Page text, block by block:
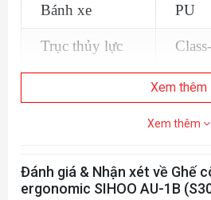
Bánh xe PU
Trục thủy lực
Xem thêm
Xem thêm
Đánh giá & Nhận xét về Ghế
ergonomic SIHOO AU-1B